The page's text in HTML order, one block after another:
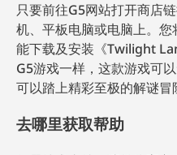
只要前往G5网站打开商店
机、平板电脑或电脑上。
能下载及安装《Twilight
G5游戏一样，这款游戏可
可以踏上精彩至极的解谜冒
去哪里获取帮助